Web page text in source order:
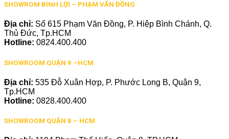
SHOWROM BÌNH LỢI – PHẠM VĂN ĐỒNG
Địa chỉ: Số 615 Phạm Văn Đồng, P. Hiệp Bình Chánh, Q.
Thủ Đức, Tp.HCM
Hotline: 0824.400.400
SHOWROOM QUẬN 9 –HCM
Địa chỉ: 535 Đỗ Xuân Hợp, P. Phước Long B, Quận 9,
Tp.HCM
Hotline: 0828.400.400
SHOWROOM QUẬN 8 – HCM